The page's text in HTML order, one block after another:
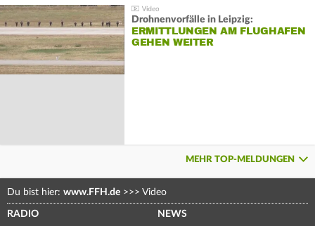
Drohnenvorfälle in Leipzig:
ERMITTLUNGEN AM FLUGHAFEN
GEHEN WEITER
MEHR TOP-MELDUNGEN
Du bist hier: www.FFH.de >>> Video
RADIO NEWS